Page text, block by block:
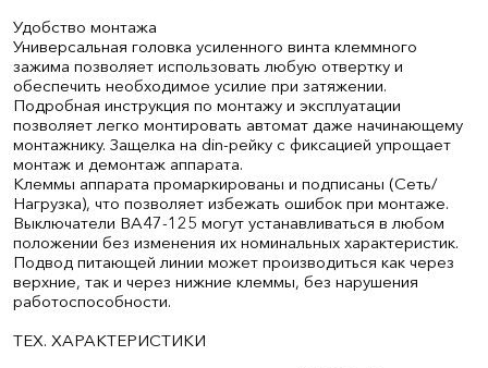
Удобство монтажа
Универсальная головка усиленного винта клеммного
зажима позволяет использовать любую отвертку и
обеспечить необходимое усилие при затяжении.
Подробная инструкция по монтажу и эксплуатации
позволяет легко монтировать автомат даже начинающему
монтажнику. Защелка на din-рейку с фиксацией упрощает
монтаж и демонтаж аппарата.
Клеммы аппарата промаркированы и подписаны (Сеть/
Нагрузка), что позволяет избежать ошибок при монтаже.
Выключатели ВА47-125 могут устанавливаться в любом
положении без изменения их номинальных характеристик.
Подвод питающей линии может производиться как через
верхние, так и через нижние клеммы, без нарушения
работоспособности.
ТЕХ. ХАРАКТЕРИСТИКИ